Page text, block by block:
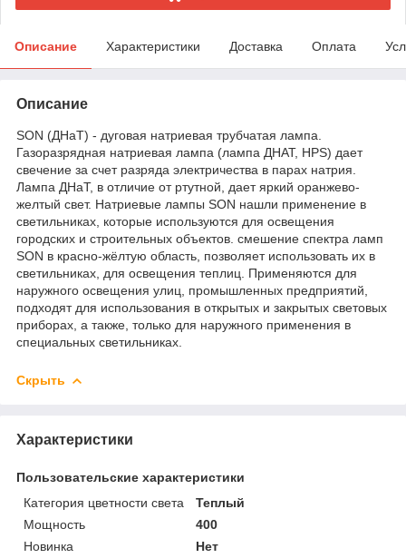
Описание Характеристики Доставка Оплата
Описание
SON (ДНаТ) - дуговая натриевая трубчатая лампа.
Газоразрядная натриевая лампа (лампа ДНАТ, HPS) дает
свечение за счет разряда электричества в парах натрия.
Лампа ДНаТ, в отличие от ртутной, дает яркий оранжево-
желтый свет. Натриевые лампы SON нашли применение в
светильниках, которые используются для освещения
городских и строительных объектов. смешение спектра ламп
SON в красно-жёлтую область, позволяет использовать их в
светильниках, для освещения теплиц. Применяются для
наружного освещения улиц, промышленных предприятий,
подходят для использования в открытых и закрытых световых
приборах, а также, только для наружного применения в
специальных светильниках.
Скрыть
Характеристики
Пользовательские характеристики
Категория цветности света
Теплый
Мощность
400
Новинка
Нет